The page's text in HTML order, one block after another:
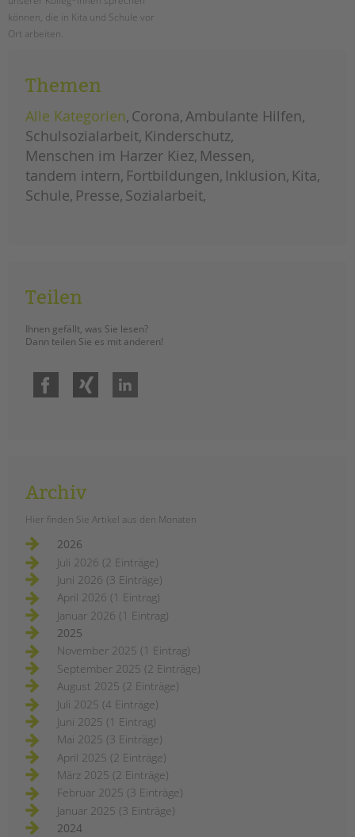
können, die in Kita und Schule vor
Ort arbeiten.
harzer
kiez:
fotoprojekt
im
norden
neuköllns
geht
weiter!
Themen
Alle Kategorien Corona Ambulante Hilfen
Schulsozialarbeit Kinderschutz
Menschen im Harzer Kiez Messen
tandem intern Fortbildungen Inklusion Kita
Schule Presse Sozialarbeit
Teilen
Ihnen gefällt, was Sie lesen?
Dann teilen Sie es mit anderen!
Facebook
Archiv
Hier finden Sie Artikel aus den Monaten
2026
Juli 2026 (2 Einträge)
Juni 2026 (3 Einträge)
April 2026 (1 Eintrag)
Januar 2026 (1 Eintrag)
2025
November 2025 (1 Eintrag)
September 2025 (2 Einträge)
August 2025 (2 Einträge)
Juli 2025 (4 Einträge)
Juni 2025 (1 Eintrag)
Mai 2025 (3 Einträge)
April 2025 (2 Einträge)
März 2025 (2 Einträge)
Februar 2025 (3 Einträge)
Januar 2025 (3 Einträge)
2024